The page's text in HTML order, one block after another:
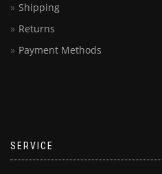
Shipping
Returns
Payment Methods
SERVICE